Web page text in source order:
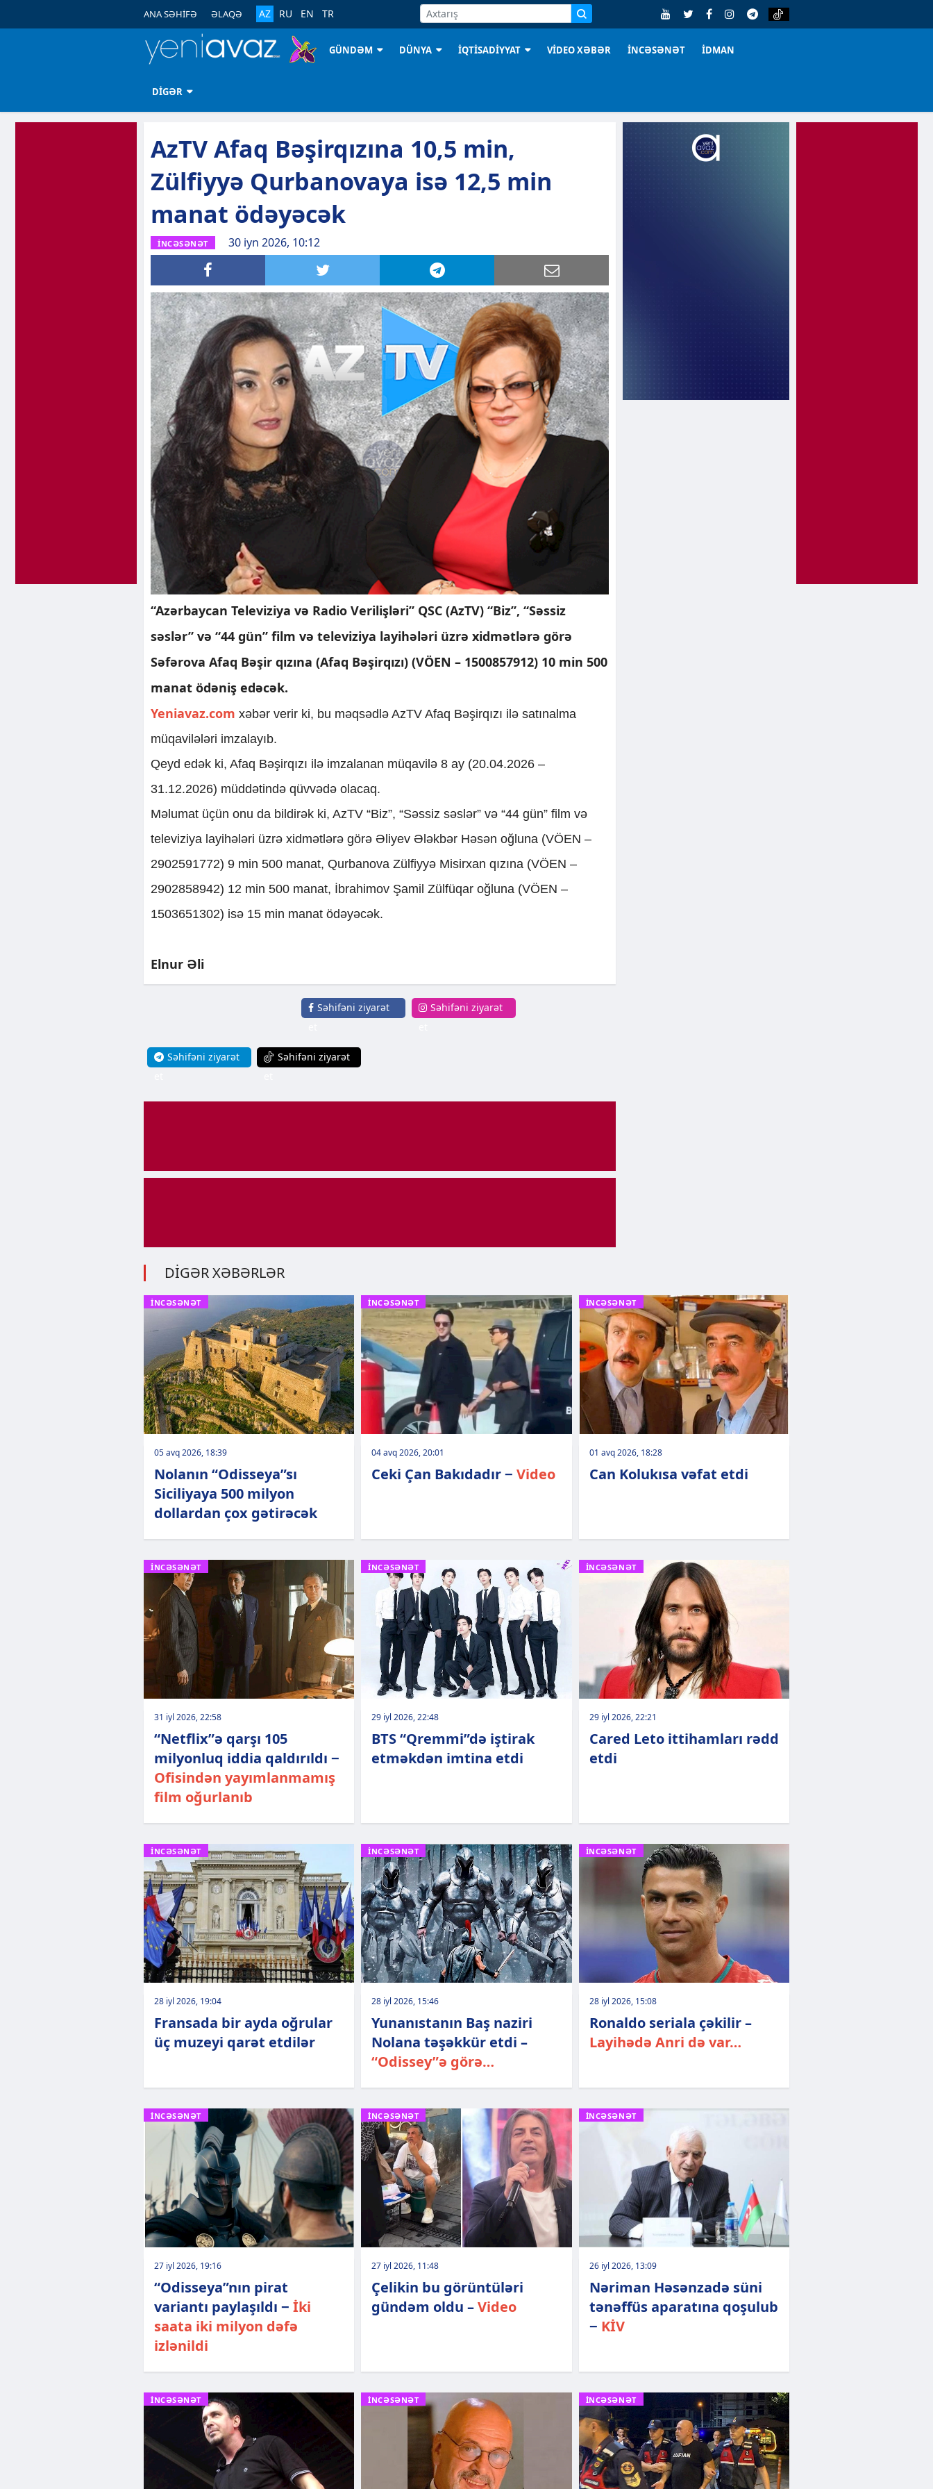
ANA SƏHİFƏ ƏLAQƏ AZ RU EN TR
GÜNDƏM DÜNYA İQTİSADİYYAT VİDEO XƏBƏR İNCƏSƏNƏT İDMAN
DİGƏR
AzTV Afaq Bəşirqızına 10,5 min,
Zülfiyyə Qurbanovaya isə 12,5 min
manat ödəyəcək
İNCƏSƏNƏT 30 iyn 2026, 10:12
“Azərbaycan Televiziya və Radio Verilişləri” QSC (AzTV) “Biz”, “Səssiz
səslər” və “44 gün” film və televiziya layihələri üzrə xidmətlərə görə
Səfərova Afaq Bəşir qızına (Afaq Bəşirqızı) (VÖEN – 1500857912) 10 min 500
manat ödəniş edəcək.
Yeniavaz.com xəbər verir ki, bu məqsədlə AzTV Afaq Bəşirqızı ilə satınalma
müqavilələri imzalayıb.
Qeyd edək ki, Afaq Bəşirqızı ilə imzalanan müqavilə 8 ay (20.04.2026 –
31.12.2026) müddətində qüvvədə olacaq.
Məlumat üçün onu da bildirək ki, AzTV “Biz”, “Səssiz səslər” və “44 gün” film və
televiziya layihələri üzrə xidmətlərə görə Əliyev Ələkbər Həsən oğluna (VÖEN –
2902591772) 9 min 500 manat, Qurbanova Zülfiyyə Misirxan qızına (VÖEN –
2902858942) 12 min 500 manat, İbrahimov Şamil Zülfüqar oğluna (VÖEN –
1503651302) isə 15 min manat ödəyəcək.
Elnur Əli
Səhifəni ziyarət
Səhifəni ziyarət
Səhifəni ziyarət
Səhifəni ziyarət
DİGƏR XƏBƏRLƏR
İNCƏSƏNƏT
05 avq 2026, 18:39
Nolanın “Odisseya”sı
Siciliyaya 500 milyon
dollardan çox gətirəcək
İNCƏSƏNƏT
04 avq 2026, 20:01
Ceki Çan Bakıdadır −Video
İNCƏSƏNƏT
01 avq 2026, 18:28
Can Kolukısa vəfat etdi
İNCƏSƏNƏT
31 iyl 2026, 22:58
“Netflix”ə qarşı 105
milyonluq iddia qaldırıldı −
Ofisindən yayımlanmamış
film oğurlanıb
İNCƏSƏNƏT
29 iyl 2026, 22:48
BTS “Qremmi”də iştirak
etməkdən imtina etdi
İNCƏSƏNƏT
29 iyl 2026, 22:21
Cared Leto ittihamları rədd
etdi
İNCƏSƏNƏT
28 iyl 2026, 19:04
Fransada bir ayda oğrular
üç muzeyi qarət etdilər
İNCƏSƏNƏT
28 iyl 2026, 15:46
Yunanıstanın Baş naziri
Nolana təşəkkür etdi –
“Odissey”ə görə…
İNCƏSƏNƏT
28 iyl 2026, 15:08
Ronaldo seriala çəkilir –
Layihədə Anri də var…
İNCƏSƏNƏT
27 iyl 2026, 19:16
“Odisseya”nın pirat
variantı paylaşıldı − İki
saata iki milyon dəfə
izlənildi
İNCƏSƏNƏT
27 iyl 2026, 11:48
Çelikin bu görüntüləri
gündəm oldu –Video
İNCƏSƏNƏT
26 iyl 2026, 13:09
Nəriman Həsənzadə süni
tənəffüs aparatına qoşulub
− KİV
İNCƏSƏNƏT İNCƏSƏNƏT İNCƏSƏNƏT